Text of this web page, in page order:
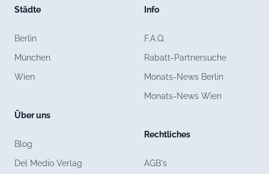
Städte
Berlin
München
Wien
Über uns
Blog
Del Medio Verlag
Info
F.A.Q.
Rabatt-Partnersuche
Monats-News Berlin
Monats-News Wien
Rechtliches
AGB's